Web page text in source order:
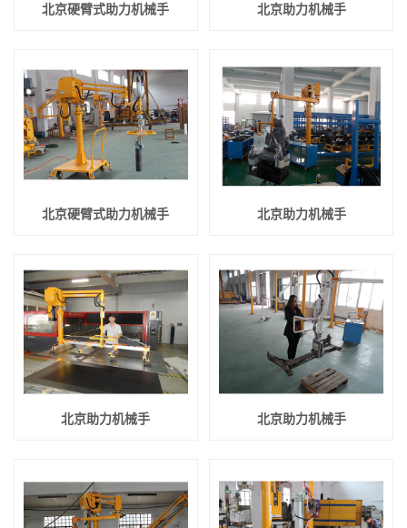
北京硬臂式助力机械手 北京助力机械手
北京硬臂式助力机械手 北京助力机械手
北京助力机械手 北京助力机械手